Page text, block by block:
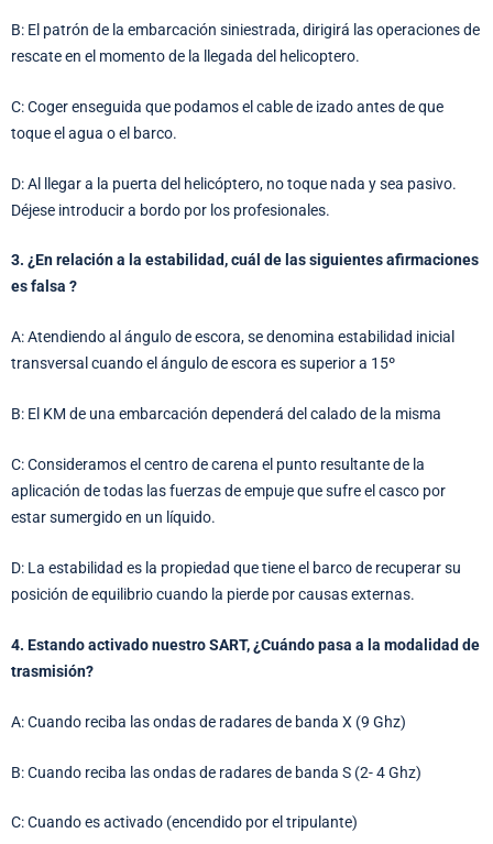
B: El patrón de la embarcación siniestrada, dirigirá las operaciones de
rescate en el momento de la llegada del helicoptero.
C: Coger enseguida que podamos el cable de izado antes de que
toque el agua o el barco.
D: Al llegar a la puerta del helicóptero, no toque nada y sea pasivo.
Déjese introducir a bordo por los profesionales.
3. ¿En relación a la estabilidad, cuál de las siguientes afirmaciones
es falsa ?
A: Atendiendo al ángulo de escora, se denomina estabilidad inicial
transversal cuando el ángulo de escora es superior a 15º
B: El KM de una embarcación dependerá del calado de la misma
C: Consideramos el centro de carena el punto resultante de la
aplicación de todas las fuerzas de empuje que sufre el casco por
estar sumergido en un líquido.
D: La estabilidad es la propiedad que tiene el barco de recuperar su
posición de equilibrio cuando la pierde por causas externas.
4. Estando activado nuestro SART, ¿Cuándo pasa a la modalidad de
trasmisión?
A: Cuando reciba las ondas de radares de banda X (9 Ghz)
B: Cuando reciba las ondas de radares de banda S (2- 4 Ghz)
C: Cuando es activado (encendido por el tripulante)